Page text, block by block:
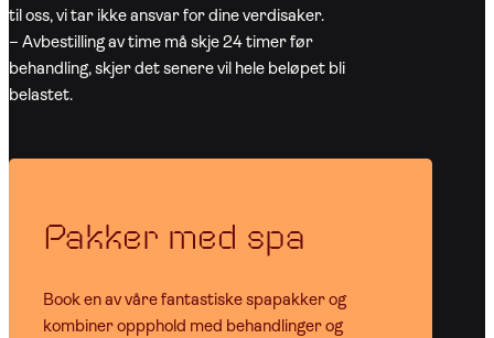
til oss, vi tar ikke ansvar for dine verdisaker.
– Avbestilling av time må skje 24 timer før
behandling, skjer det senere vil hele beløpet bli
belastet.
Pakker med spa
Book en av våre fantastiske spapakker og
kombiner oppphold med behandlinger og